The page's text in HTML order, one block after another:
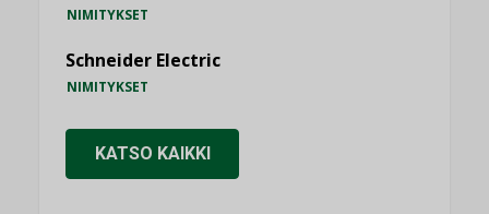
NIMITYKSET
Schneider Electric
NIMITYKSET
KATSO KAIKKI